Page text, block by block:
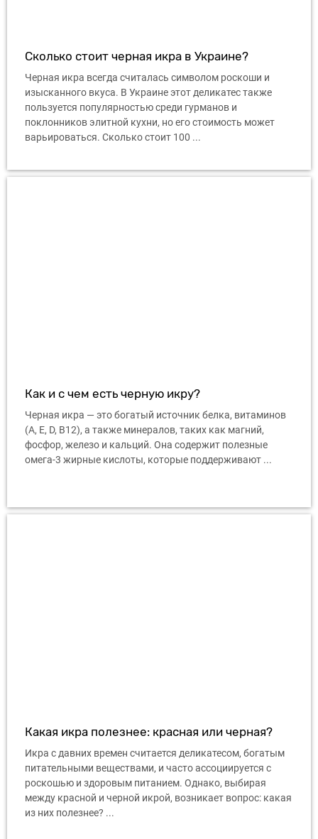
Сколько стоит черная икра в Украине?
Черная икра всегда считалась символом роскоши и
изысканного вкуса. В Украине этот деликатес также
пользуется популярностью среди гурманов и
поклонников элитной кухни, но его стоимость может
варьироваться. Сколько стоит 100 ...
Как и с чем есть черную икру?
Черная икра — это богатый источник белка, витаминов
(A, E, D, B12), а также минералов, таких как магний,
фосфор, железо и кальций. Она содержит полезные
омега-3 жирные кислоты, которые поддерживают ...
Какая икра полезнее: красная или черная?
Икра с давних времен считается деликатесом, богатым
питательными веществами, и часто ассоциируется с
роскошью и здоровым питанием. Однако, выбирая
между красной и черной икрой, возникает вопрос: какая
из них полезнее? ...